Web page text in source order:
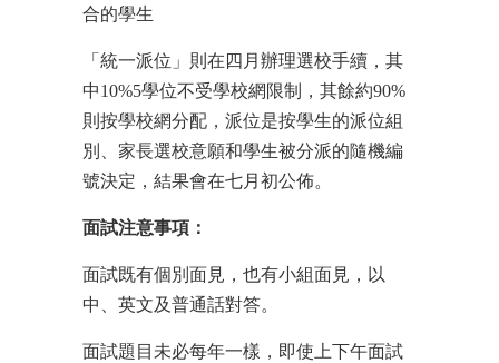
合的學生
「統一派位」則在四月辦理選校手續，其
中10%5學位不受學校網限制，其餘約90%
則按學校網分配，派位是按學生的派位組
別、家長選校意願和學生被分派的隨機編
號決定，結果會在七月初公佈。
面試注意事項：
面試既有個別面見，也有小組面見，以
中、英文及普通話對答。
面試題目未必每年一樣，即使上下午面試